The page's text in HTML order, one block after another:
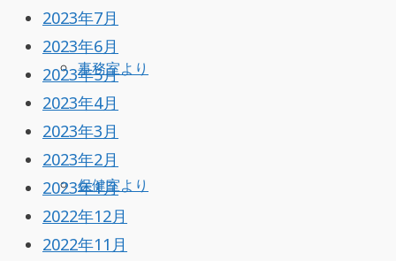
事務室より
保健室より
2023年7月
2023年6月
2023年5月
2023年4月
2023年3月
2023年2月
2023年1月
2022年12月
2022年11月